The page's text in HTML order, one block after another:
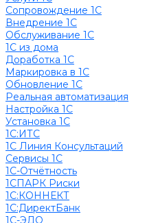
Сопровождение 1С
Внедрение 1С
Обслуживание 1С
1С из дома
Доработка 1С
Маркировка в 1С
Обновление 1С
Реальная автоматизация
Настройка 1С
Установка 1С
1С:ИТС
1С Линия Консультаций
Сервисы 1С
1С-Отчётность
1СПАРК Риски
1С:КОННЕКТ
1С:ДиректБанк
1С-ЭДО